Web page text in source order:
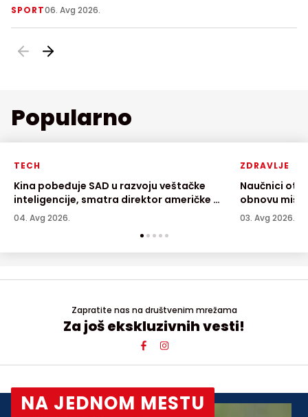
SPORT06. Avg 2026.
Popularno
TECH
Kina pobeđuje SAD u razvoju veštačke
inteligencije, smatra direktor američke AI
kompanije
04. Avg 2026.
ZDRAVLJE
Naučnici
obnovu
03. Avg 2026.
Zapratite nas na društvenim mrežama
Za još ekskluzivnih vesti!
NA JEDNOM MESTU